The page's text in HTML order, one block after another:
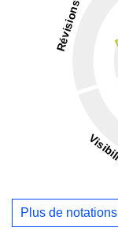
Plus de notations